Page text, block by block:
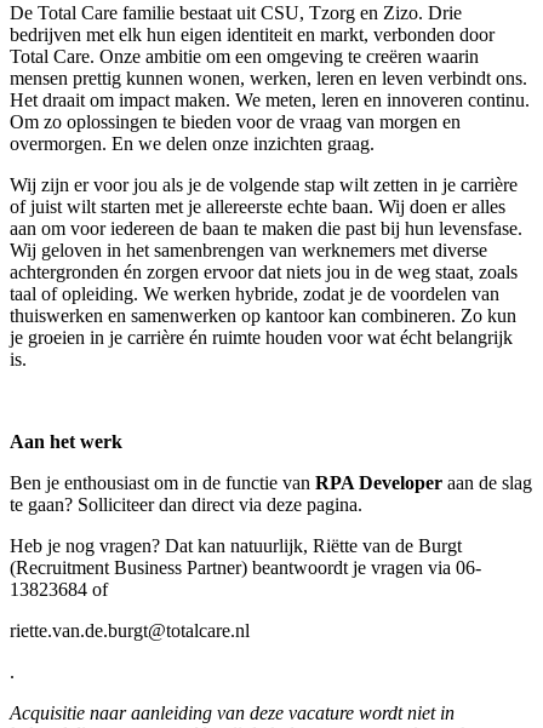
De Total Care familie bestaat uit CSU, Tzorg en Zizo. Drie
bedrijven met elk hun eigen identiteit en markt, verbonden door
Total Care. Onze ambitie om een omgeving te creëren waarin
mensen prettig kunnen wonen, werken, leren en leven verbindt ons.
Het draait om impact maken. We meten, leren en innoveren continu.
Om zo oplossingen te bieden voor de vraag van morgen en
overmorgen. En we delen onze inzichten graag.
Wij zijn er voor jou als je de volgende stap wilt zetten in je carrière
of juist wilt starten met je allereerste echte baan. Wij doen er alles
aan om voor iedereen de baan te maken die past bij hun levensfase.
Wij geloven in het samenbrengen van werknemers met diverse
achtergronden én zorgen ervoor dat niets jou in de weg staat, zoals
taal of opleiding. We werken hybride, zodat je de voordelen van
thuiswerken en samenwerken op kantoor kan combineren. Zo kun
je groeien in je carrière én ruimte houden voor wat écht belangrijk
is.
Aan het werk
Ben je enthousiast om in de functie van RPA Developer aan de slag
te gaan? Solliciteer dan direct via deze pagina.
Heb je nog vragen? Dat kan natuurlijk, Riëtte van de Burgt
(Recruitment Business Partner) beantwoordt je vragen via 06-
13823684 of
riette.van.de.burgt@totalcare.nl
.
Acquisitie naar aanleiding van deze vacature wordt niet in